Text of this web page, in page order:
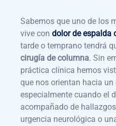
Sabemos que uno de los
vive con dolor de espalda
tarde o temprano tendrá
cirugía de columna. Sin
práctica clínica hemos
que nos orientan hacia
especialmente cuando el
acompañado de
urgencia neurológica o